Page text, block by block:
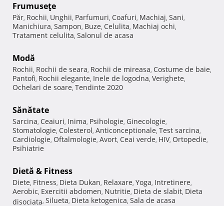
Frumuseţe
Păr, Rochii, Unghii, Parfumuri, Coafuri, Machiaj, Sani,
Manichiura, Sampon, Buze, Celulita, Machiaj ochi,
Tratament celulita, Salonul de acasa
Modă
Rochii, Rochii de seara, Rochii de mireasa, Costume de baie,
Pantofi, Rochii elegante, Inele de logodna, Verighete,
Ochelari de soare, Tendinte 2020
Sănătate
Sarcina, Ceaiuri, Inima, Psihologie, Ginecologie,
Stomatologie, Colesterol, Anticonceptionale, Test sarcina,
Cardiologie, Oftalmologie, Avort, Ceai verde, HIV, Ortopedie,
Psihiatrie
Dietă & Fitness
Diete, Fitness, Dieta Dukan, Relaxare, Yoga, Intretinere,
Aerobic, Exercitii abdomen, Nutritie, Dieta de slabit, Dieta
disociata, Silueta, Dieta ketogenica, Sala de acasa